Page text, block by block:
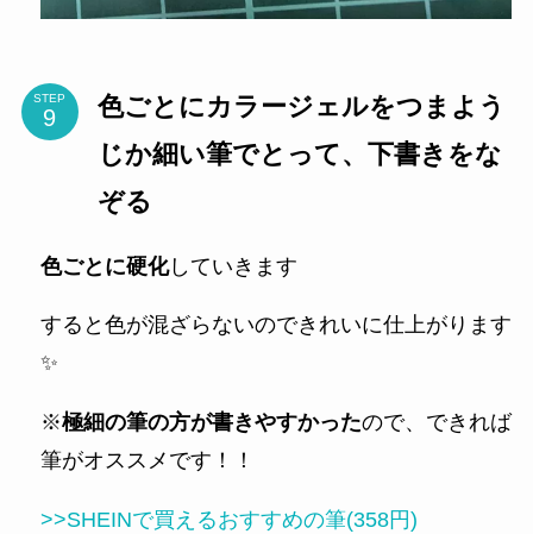
STEP
色ごとにカラージェルをつまよう
じか細い筆でとって、下書きをな
ぞる
色ごとに硬化していきます
すると色が混ざらないのできれいに仕上がります
✨
※極細の筆の方が書きやすかったので、できれば
筆がオススメです！！
>>SHEINで買えるおすすめの筆(358円)